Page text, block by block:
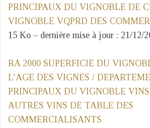
PRINCIPAUX DU VIGNOBLE DE
VIGNOBLE VQPRD DES
15 Ko – dernière mise à jour : 21/12/
RA 2000 SUPERFICIE DU
L’AGE DES VIGNES /
PRINCIPAUX DU VIGNOBLE
AUTRES VINS DE TABLE DES
COMMERCIALISANTS